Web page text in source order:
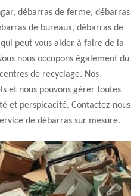
débarras de ferme, débarras
de bureaux, débarras de
peut vous aider à faire de la
nous occupons également du
de recyclage. Nos
et nous pouvons gérer toutes
et perspicacité. Contactez-nous
de débarras sur mesure.